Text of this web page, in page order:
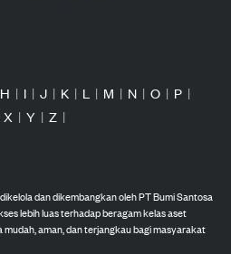
H | I | J | K | L | M | N | O | P |
X | Y | Z |
dan dikembangkan oleh PT Bumi Santosa
lebih luas terhadap beragam kelas aset
aman, dan terjangkau bagi masyarakat